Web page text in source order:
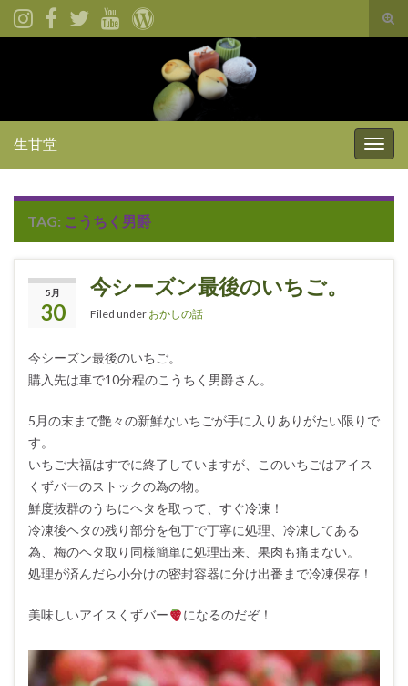
生甘堂
TAG: こうちく男爵
5月
30
今シーズン最後のいちご。
Filed under おかしの話
今シーズン最後のいちご。
購入先は車で10分程のこうちく男爵さん。
5月の末まで艶々の新鮮ないちごが手に入りありがたい限りで
す。
いちご大福はすでに終了していますが、このいちごはアイス
くずバーのストックの為の物。
鮮度抜群のうちにヘタを取って、すぐ冷凍！
冷凍後ヘタの残り部分を包丁で丁寧に処理、冷凍してある
為、梅のヘタ取り同様簡単に処理出来、果肉も痛まない。
処理が済んだら小分けの密封容器に分け出番まで冷凍保存！
美味しいアイスくずバー になるのだぞ！